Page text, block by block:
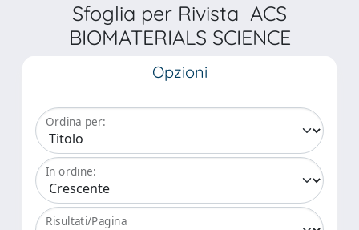
Sfoglia per Rivista ACS
BIOMATERIALS SCIENCE
Opzioni
Ordina per:
In ordine:
Risultati/Pagina